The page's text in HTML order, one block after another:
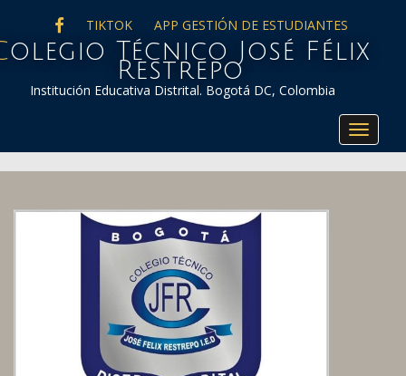
FACEBOOK
TIKTOK APP GESTIÓN DE ESTUDIANTES
Félix
Restrepo
Institución Educativa Distrital. Bogotá DC, Colombia
Toggle